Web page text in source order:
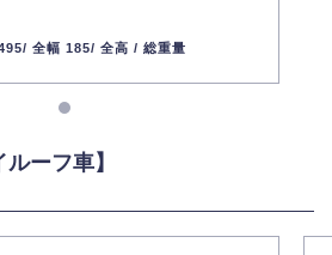
全幅 185/ 全高 / 総重量
ーフ車】